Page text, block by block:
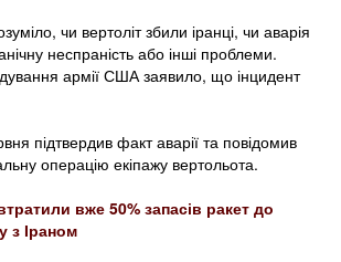
чи вертоліт збили іранці, чи аварія
неспраність або інші проблеми.
армії США заявило, що інцидент
підтвердив факт аварії та повідомив
операцію екіпажу вертольота.
вже 50% запасів ракет до
з Іраном